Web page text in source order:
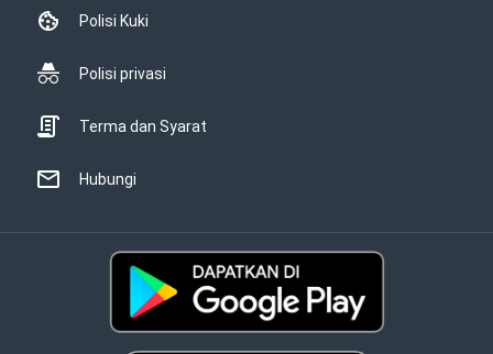
Polisi Kuki
Polisi privasi
Terma dan Syarat
Hubungi